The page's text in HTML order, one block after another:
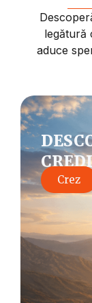
legătură
aduce
Crez